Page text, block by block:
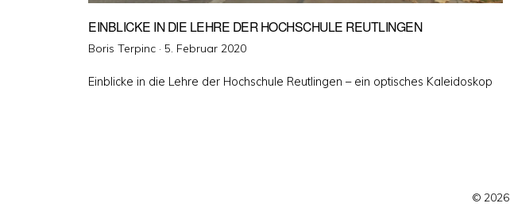
EINBLICKE IN DIE LEHRE DER HOCHSCHULE REUTLINGEN
Boris Terpinc · Veröffentlicht
5. Februar 2020
Einblicke in die Lehre der Hochschule Reutlingen – ein optisches Kaleidoskop
© 2026